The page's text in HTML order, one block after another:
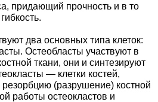
придающий прочность и в то
два основных типа клеток:
Остеобласты участвуют в
ткани, они и синтезируют
— клетки костей,
(разрушение) костной
работы остеокластов и